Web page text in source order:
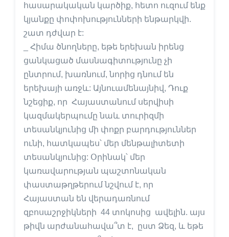
հասարակական կարծիք, հետո ուզում ենք
կյանքը փոփոխությունների ենթարկվի.
շատ դժվար է:
_ Հիմա ծնողները, եթե երեխան իրենց
ցանկացած մասնագիտությունը չի
ընտրում, խառնում, նորից դնում են
երեխայի առջև: Այնուամենայնիվ, Դուք
նշեցիք, որ Հայաստանում սերվիսի
կազմակերպումը նաև տուրիզմի
տեսանկյունից մի փոքր բարդություններ
ունի, հատկապես՝ մեր մենթալիտետի
տեսանկյունից: Օրինակ՝ մեր
կառավարության պաշտոնական
փաստաթղթերում նշվում է, որ
Հայաստան են վերադառնում
զբոսաշրջիկների 44 տոկոսից ավելին. այս
թիվն արժանահավա՞տ է, ըստ Ձեզ, և եթե